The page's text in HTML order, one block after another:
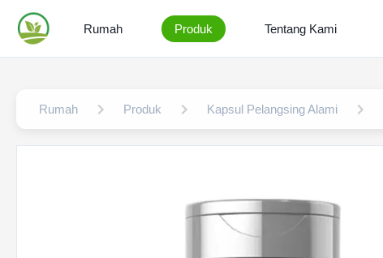
Rumah Produk Tentang Kami
Rumah Produk Kapsul Pelangsing Alami